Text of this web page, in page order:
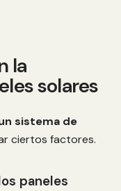
la
solares
sistema de
ciertos factores.
paneles